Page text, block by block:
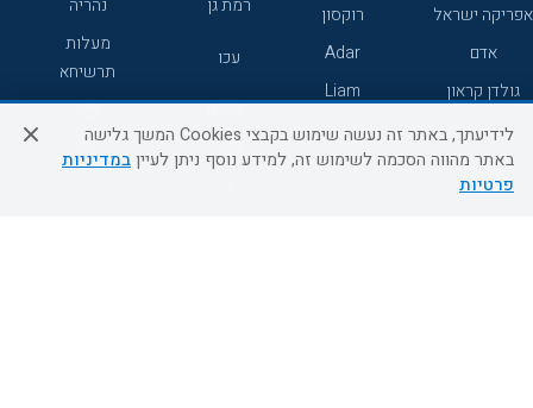
אפריקה ישראל
רוקסון
אדם
Adar
גולדן קראון
Liam
רמת גן
נהריה
עכו
מעלות
תרשיחא
רחובות
צפת
חדרה
דרום
לידיעתך, באתר זה נעשה שימוש בקבצי Cookies המשך גלישה
באתר מהווה הסכמה לשימוש זה, למידע נוסף ניתן לעייןבמדיניות
פרטיות